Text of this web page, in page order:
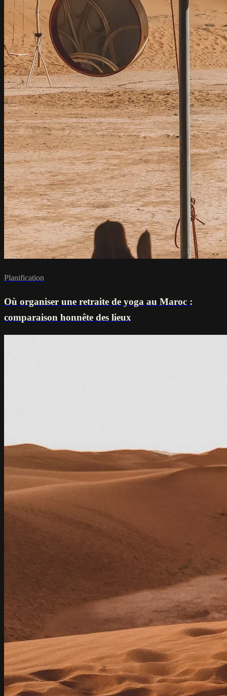
Planification
Où organiser une retraite de yoga au Maroc :
comparaison honnête des lieux